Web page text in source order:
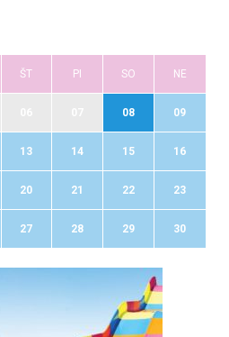
ŠT PI SO NE
08 09
13 14 15 16
20 21 22 23
27 28 29 30